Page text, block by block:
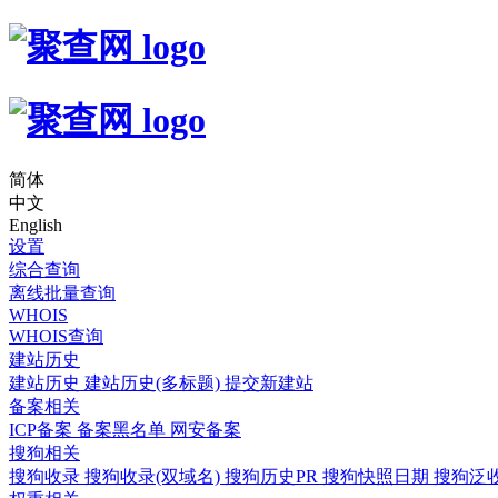
简体
中文
English
设置
综合查询
离线批量查询
WHOIS
WHOIS查询
建站历史
建站历史 建站历史(多标题) 提交新建站
备案相关
ICP备案 备案黑名单 网安备案
搜狗相关
搜狗收录 搜狗收录(双域名) 搜狗历史PR 搜狗快照日期 搜狗泛